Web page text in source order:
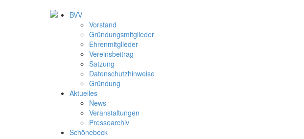
BVV
Vorstand
Gründungsmitglieder
Ehrenmitglieder
Vereinsbeitrag
Satzung
Datenschutzhinweise
Gründung
Aktuelles
News
Veranstaltungen
Pressearchiv
Schönebeck